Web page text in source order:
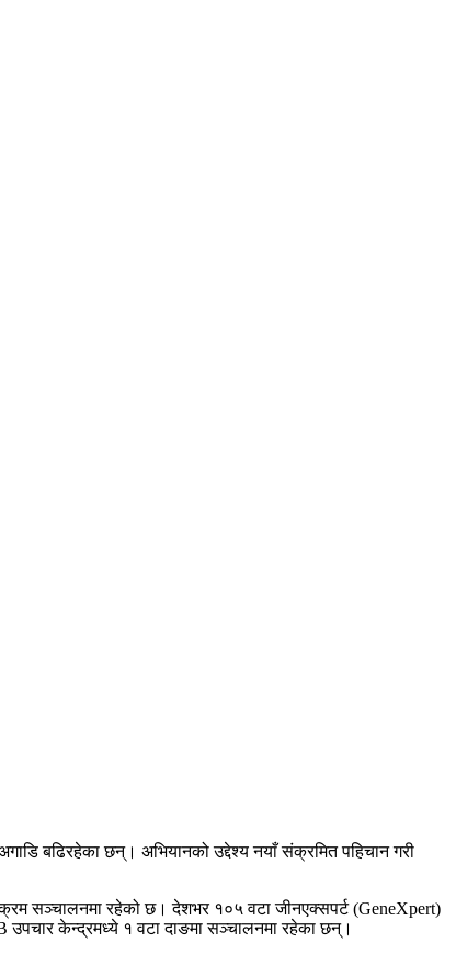
बढिरहेका छन्। अभियानको उद्देश्य नयाँ संक्रमित पहिचान गरी
सञ्चालनमा रहेको छ। देशभर १०५ वटा जीनएक्सपर्ट (GeneXpert)
केन्द्रमध्ये १ वटा दाङमा सञ्चालनमा रहेका छन्।